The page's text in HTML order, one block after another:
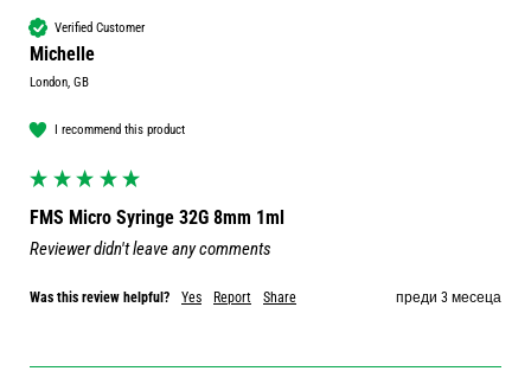
Verified Customer
Michelle
London, GB
I recommend this product
FMS Micro Syringe 32G 8mm 1ml
Reviewer didn't leave any comments
Was this review helpful? Yes Report Share преди 3 месеца